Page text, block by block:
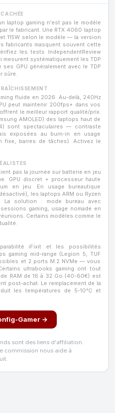
laptop gaming n'est pas le modèle
le fabricant. Une RTX 4060 laptop
115W selon le modèle — la version
fabricants masquent souvent cette
les tests IndependentReview
systématiquement les TDP
GPU généralement avec le TDP
sûre.
fluide en 2026. Au-delà, 240Hz
peut maintenir 200fps+ dans vos
le meilleur rapport qualité/prix.
AMOLED) des laptops haut de
sont spectaculaires — contraste
exposées au burn-in en usage
fixe, barres de tâches). Activez le
pas la journée sur batterie en jeu
GPU discret + processeur haute
en jeu. En usage bureautique
les laptops ARM ou Ryzen
La solution : mode bureau avec
gaming, usage nomade en
Certains modèles comme le
iFixit et les possibilités
gaming mid-range (Legion 5, TUF
et 2 ports M.2 NVMe — vous
ultrabooks gaming ont tout
RAM de 16 à 32 Go (40-60€) est
post-achat. Le remplacement de la
les températures de 5-10°C et
Gamer →
sont des liens d'affiliation.
commission nous aide à